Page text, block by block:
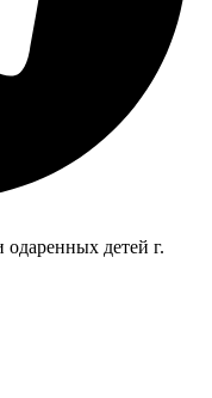
детей г.